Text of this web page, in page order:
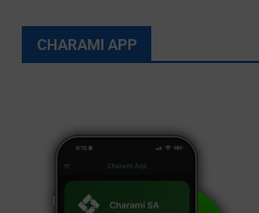
CHARAMI APP